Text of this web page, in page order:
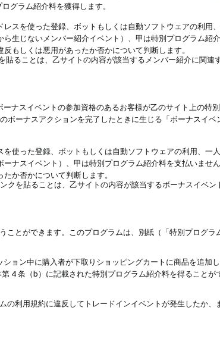
グラム紹介料を獲得します。
スを使った登録、ボットもしくは自動ソフトウェアの利用
生じないメンバー紹介イベント）、甲は特別プログラム紹
もしくは悪用があったか否かについて判断します。
貼ることは、乙サイトの内容が該当するメンバー紹介に関連
ーナスイベントの参加資格のあるお客様が乙のサイト上の特
ボーナスアクションを完了したときに生じる「ボーナスイベ
使った登録、ボットもしくは自動ソフトウェアの利用、一
ナスイベント）、甲は特別プログラム紹介料を支払いませ
か否かについて判断します。
クを貼ることは、乙サイトの内容が該当するボーナスイベン
とができます。このプログラムは、別紙（「特別プログラ
ョン中に購入者が下取りショッピングカートに商品を追加し
4 条（b）に記載された特別プログラム紹介料を得ることが
利用規約に違反してトレードインイベントが発生したか、